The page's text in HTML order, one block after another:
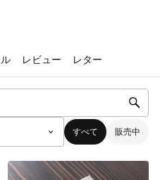
レビュー レター
すべて 販売中